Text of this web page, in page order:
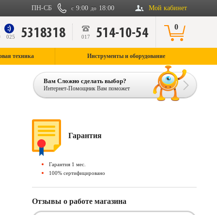
Мой кабинет
с 9:00 до 18:00
ПН-СБ
025 5318318 017 514-10-54 0
техника Инструменты и оборудование
Вам Сложно сделать выбор?
Интернет-Помощник Вам поможет
Гарантия
Гарантия 1 мес.
100% сертифицировано
Отзывы о работе магазина